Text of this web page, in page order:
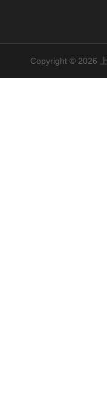
Copyright © 2026